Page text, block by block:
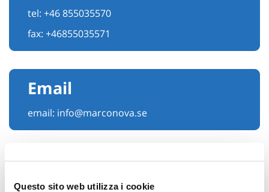
Questo sito web utilizza i cookie
tel: +46 855035570
fax: +46855035571
Email
email: info@marconova.se